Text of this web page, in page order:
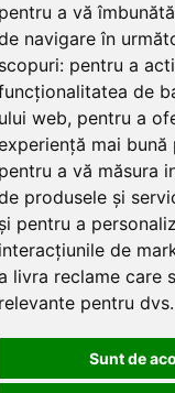
pentru a vă
navigare în
scopuri: pentru a
de
ului web, pentru a
mai bună
pentru a vă măsura
produsele și
și pentru a
interacțiunile de
livra reclame care
relevante pentru dvs.
Sunt de
40, Sector 5, Bucuresti
RO 3004724
Comertului:J40/13176/
|021.411.44.44